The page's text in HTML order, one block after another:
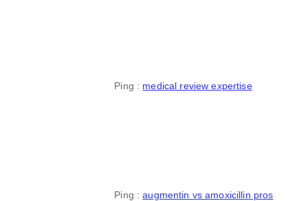
Ping : medical review expertise
Ping :augmentin vs amoxicillin pros